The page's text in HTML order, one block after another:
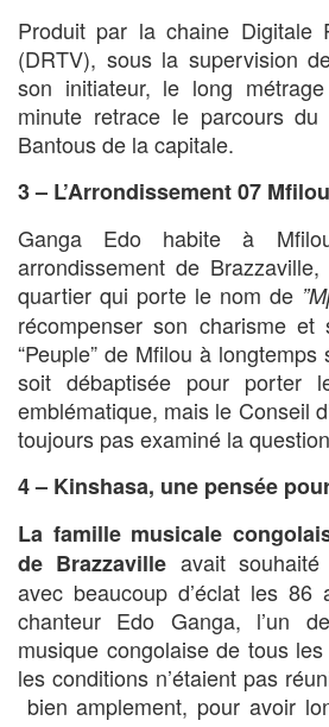
Produit par la chaine Digitale
(DRTV), sous la supervision
son initiateur, le long
minute retrace le parcours
Bantous de la capitale.
3 – L’Arrondissement 07
Ganga Edo habite à
arrondissement de
quartier qui porte le nom de
récompenser son charisme et
“Peuple” de Mfilou à longtemps
soit débaptisée pour porter
emblématique, mais le Conseil
toujours pas examiné la
4 – Kinshasa, une pensée
La famille musicale
de Brazzaville avait
avec beaucoup d’éclat les 86
chanteur Edo Ganga, l’un
musique congolaise de tous
les conditions n’étaient pas
bien amplement, pour avoir